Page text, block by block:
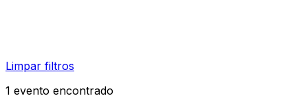
Limpar filtros
1 evento encontrado